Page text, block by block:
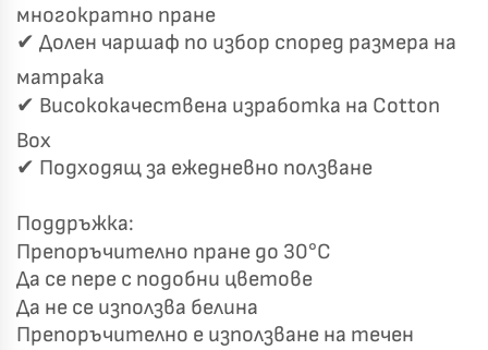
многократно пране
✔ Долен чаршаф по избор според размера на
матрака
✔ Висококачествена изработка на Cotton
Box
✔ Подходящ за ежедневно ползване
Поддръжка:
Препоръчително пране до 30°C
Да се пере с подобни цветове
Да не се използва белина
Препоръчително е използване на течен